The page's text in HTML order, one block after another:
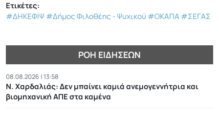
Ετικέτες:
#ΔΗΚΕΦΙΨ #Δήμος Φιλοθέης - Ψυχικού #ΟΚΑΠΑ#ΣΕΓΑΣ
ΡΟΉ ΕΙΔΉΣΕΩΝ
08.08.2026 | 13:58
Ν. Χαρδαλιάς: Δεν μπαίνει καμιά ανεμογεννήτρια και
βιομηχανική ΑΠΕ στα καμένα